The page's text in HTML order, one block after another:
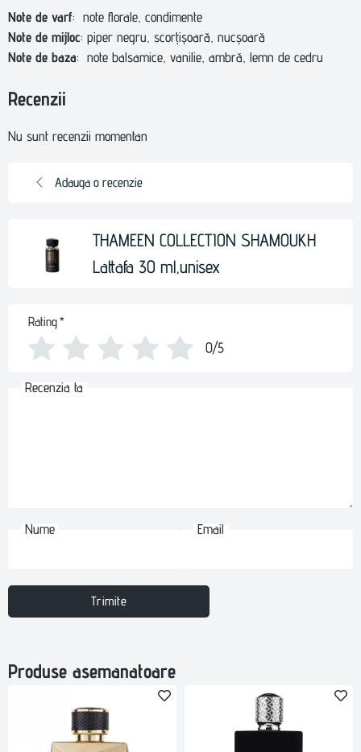
Note de varf: note florale, condimente
Note de mijloc: piper negru, scorțișoară, nucșoară
Note de baza: note balsamice, vanilie, ambră, lemn de cedru
Recenzii
Nu sunt recenzii momentan
Adauga o recenzie
THAMEEN COLLECTION SHAMOUKH
Lattafa 30 ml,unisex
Rating*
0/5
Recenzia ta
Nume Email
Trimite
Produse asemanatoare